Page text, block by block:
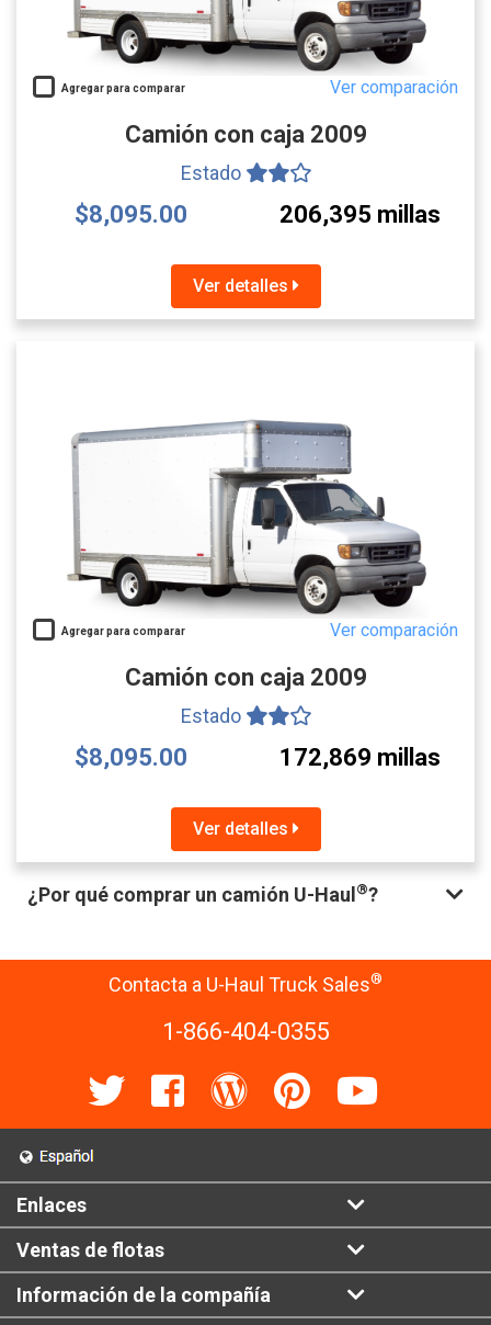
Agregar para comparar Ver comparación
Camión con caja 2009
Estado
$8,095.00 206,395 millas
Ver detalles
Agregar para comparar Ver comparación
Camión con caja 2009
Estado
$8,095.00 172,869 millas
Ver detalles
¿Por qué comprar un camión U-Haul®?
Contacta a U-Haul Truck Sales®
1-866-404-0355
Enlaces
Ventas de flotas
Información de la compañía